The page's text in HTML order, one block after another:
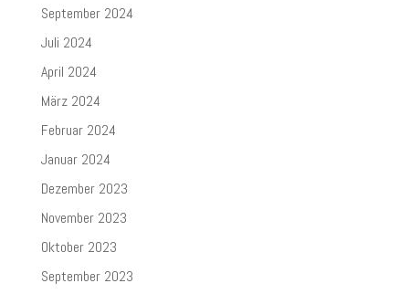
September 2024
Juli 2024
April 2024
März 2024
Februar 2024
Januar 2024
Dezember 2023
November 2023
Oktober 2023
September 2023